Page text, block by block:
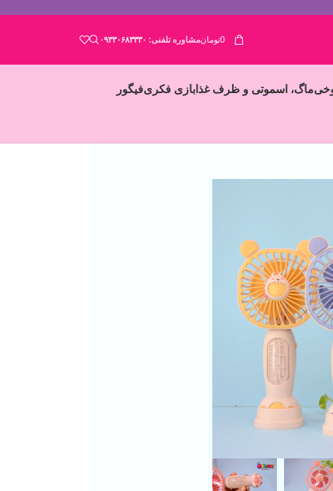
0تومانمشاوره تلفنی: ۰۹۳۳۰۶۸۳۳۳۰
ماگ، اسموتی و ظرف غذا بازی فکریفیگور